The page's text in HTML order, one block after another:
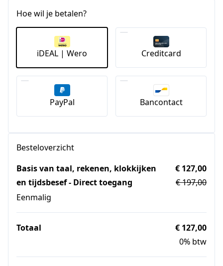
Hoe wil je betalen?
iDEAL | Wero Creditcard
PayPal Bancontact
Besteloverzicht
Basis van taal, rekenen, klokkijken
en tijdsbesef - Direct toegang
Eenmalig
€ 127,00
€ 197,00
Totaal
€ 127,00
0% btw